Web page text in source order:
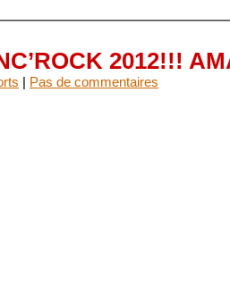
2012!!!
| Pas de commentaires